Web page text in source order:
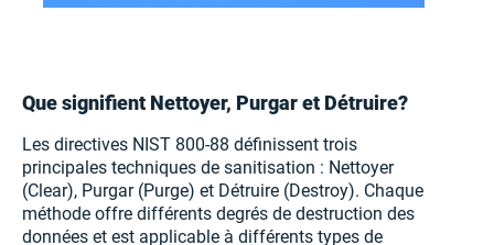
Que signifient Nettoyer, Purgar et Détruire?
Les directives NIST 800-88 définissent trois
principales techniques de sanitisation : Nettoyer
(Clear), Purgar (Purge) et Détruire (Destroy). Chaque
méthode offre différents degrés de destruction des
données et est applicable à différents types de